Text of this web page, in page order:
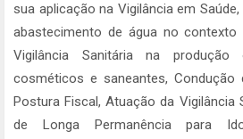
sua aplicação na Vigilância em
abastecimento de água no contexto
Vigilância Sanitária na produção
cosméticos e saneantes, Condução
Postura Fiscal, Atuação da Vigilância
de Longa Permanência para